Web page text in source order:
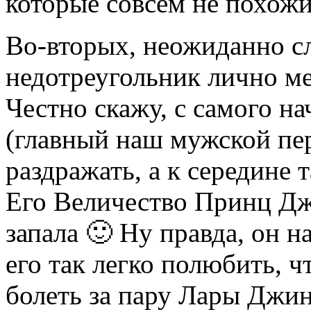
Во-вторых, неожиданно
недотреугольник лично
Честно скажу, с самого
(главный наш мужской
раздражать, а к
Его Величество Принц
запала 🙂 Ну правда, он
его так легко полюбить,
болеть за пару Лары